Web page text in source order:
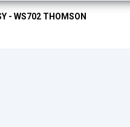
- WS702 THOMSON